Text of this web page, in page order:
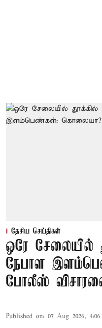
தேசிய செய்திகள்
ஒரே சேலையில்
நேபாள
போலீஸ்
Published on: 07 Aug 2026,